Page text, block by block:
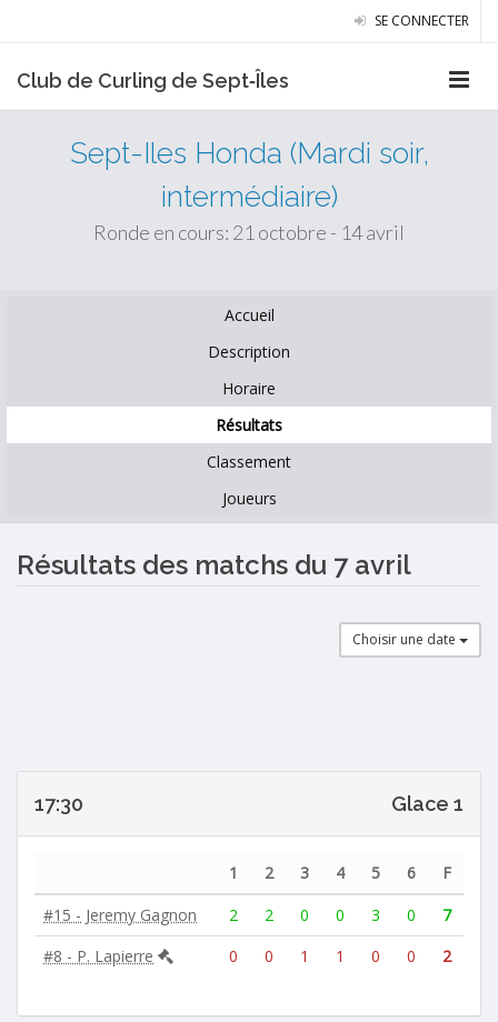
SE CONNECTER
Club de Curling de Sept‑Îles
Sept-Iles Honda (Mardi soir,
intermédiaire)
Ronde en cours: 21 octobre - 14 avril
Accueil
Description
Horaire
Résultats
Classement
Joueurs
Résultats des matchs du 7 avril
Choisir une date
17:30 Glace 1
1 2 3 4 5 6
F
#15 - Jeremy Gagnon
2 2 0 0 3 0
7
#8 - P. Lapierre
0 0 1 1 0 0 2